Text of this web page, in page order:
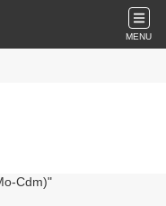
MENU